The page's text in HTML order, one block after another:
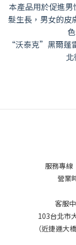
本產品用於促進
髮生長，男女的
“沃泰克”黑爾
服務專
營業
客服
103台北市
（近捷運大